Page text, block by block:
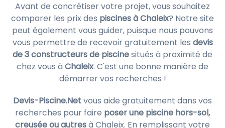
Avant de concrétiser votre projet, vous souhaitez
comparer les prix des piscines à Chaleix? Notre site
peut également vous guider, puisque nous pouvons
vous permettre de recevoir gratuitement les devis
de 3 constructeurs de piscinesitués à proximité de
chez vous à Chaleix. C'est une bonne manière de
démarrer vos recherches !
Devis-Piscine.Netvous aide gratuitement dans vos
recherches pour faire poser une piscine hors-sol,
creusée ou autresà Chaleix. En remplissant votre